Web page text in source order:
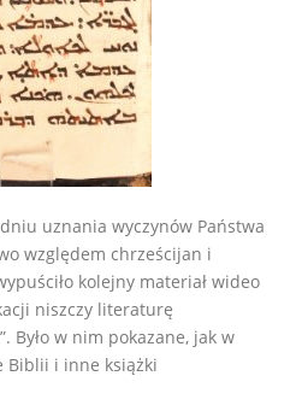
uznania wyczynów Państwa
względem chrześcijan i
kolejny materiał wideo
niszczy literaturę
Było w nim pokazane, jak w
Biblii i inne książki